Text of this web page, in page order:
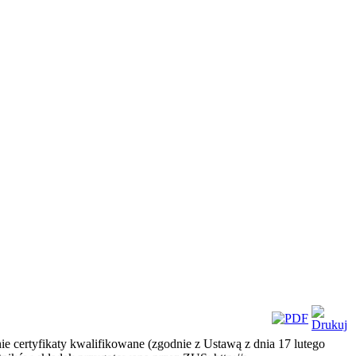
certyfikaty kwalifikowane (zgodnie z Ustawą z dnia 17 lutego